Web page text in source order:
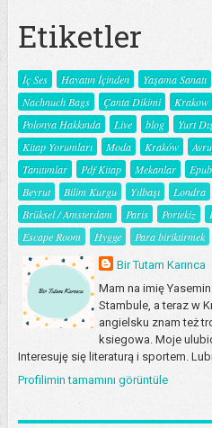
Etiketler
İç Ses Hayatın İçinden Yaşama Sanatı
Nachnuch Bags
Çanta Dikimi Krakow
Polonya Hakkında
Live blog Yurt
Kitap Yorumları
Moda Kraków
Tanıtımlar
Pdf Kitap Mekanlar Epub
Beyrut
Bilim Kurgu Yılbaşı Londra
Brüksel / Amsterdam
Paris Portekiz
Escape Room
Hygge Para biriktirmek
Bir Tutam Karınca
Mam na imię
Stambule, a teraz w
angielsku znam też
ksiegowa. Moje
Interesuję się literaturą i sportem.
Profilimin tamamını görüntüle